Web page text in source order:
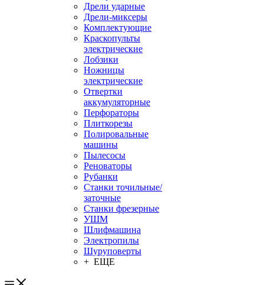
Дрели ударные
Дрели-миксеры
Комплектующие
Краскопульты
электрические
Лобзики
Ножницы
электрические
Отвертки
аккумуляторные
Перфораторы
Плиткорезы
Полировальные
машины
Пылесосы
Реноваторы
Рубанки
Станки точильные/
заточные
Станки фрезерные
УШМ
Шлифмашина
Электропилы
Шуруповерты
+ ЕЩЕ